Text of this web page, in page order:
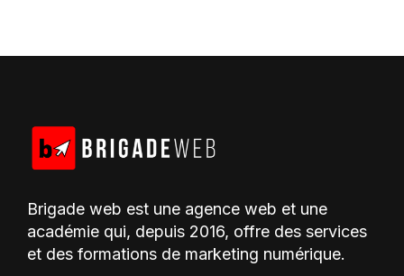
Brigade web est une agence web et une
académie qui, depuis 2016, offre des services
et des formations de marketing numérique.